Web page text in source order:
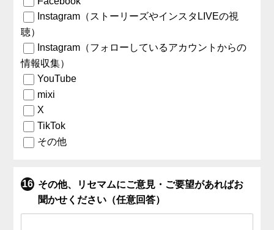
Instagram（ストーリーズやインスタLIVEの視
聴）
Instagram（フォローしているアカウントからの
情報収集）
YouTube
mixi
X
TikTok
その他
その他、リセマムにご意見・ご要望があればお
聞かせください（任意回答）